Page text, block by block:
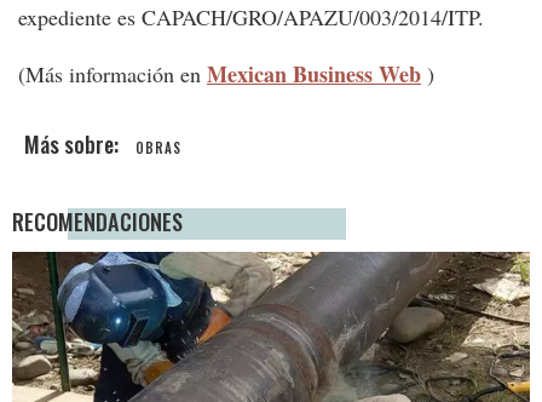
expediente es CAPACH/GRO/APAZU/003/2014/ITP.
(Más información en Mexican Business Web )
OBRAS
RECOMENDACIONES